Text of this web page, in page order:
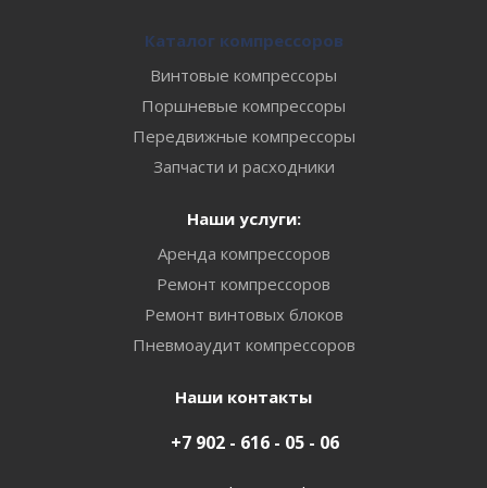
Каталог компрессоров
Винтовые компрессоры
Поршневые компрессоры
Передвижные компрессоры
Запчасти и расходники
Наши услуги:
Аренда компрессоров
Ремонт компрессоров
Ремонт винтовых блоков
Пневмоаудит компрессоров
Наши контакты
+7 902 - 616 - 05 - 06